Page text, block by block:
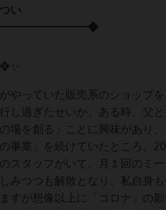
やっていた販売系のショップ
し過ぎたせいか、ある時、父
場を創る」ことに興味があり
事業」を続けていたところ、
スタッフがいて、月１回のミ
みつつも解散となり、私自身
すが想像以上に「コロナ」の